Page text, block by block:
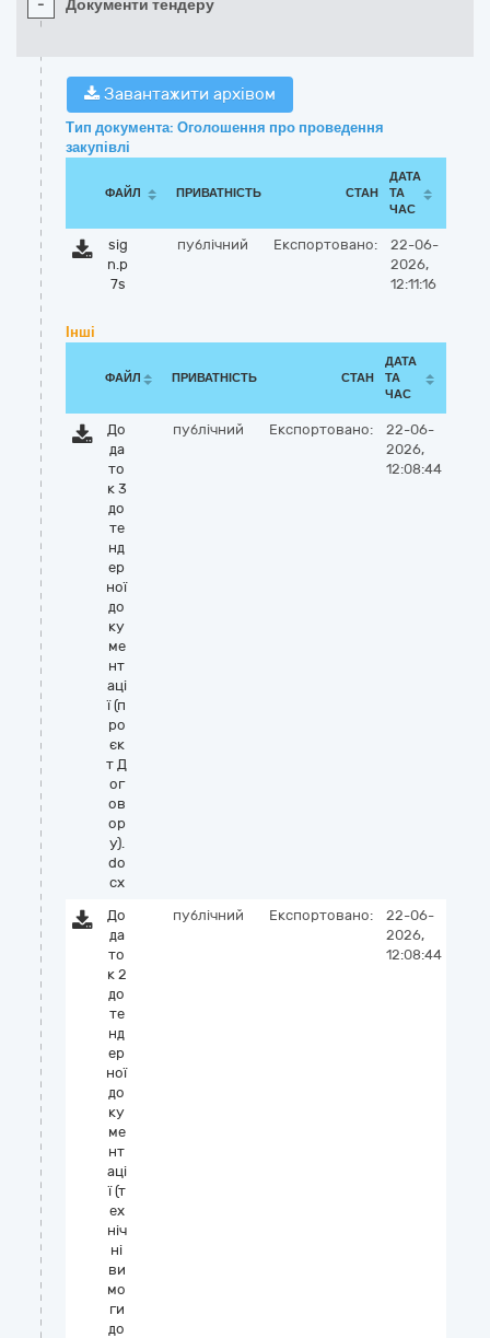
- Документи тендеру
Завантажити архівом
Тип документа: Оголошення про проведення
закупівлі
ФАЙЛ ПРИВАТНІСТЬ СТАН
ДАТА
ТА
ЧАС
sig
n.p
7s
публічний Експортовано:
22-06-
2026,
12:11:16
Інші
ФАЙЛ ПРИВАТНІСТЬ СТАН
ДАТА
ТА
ЧАС
До
да
то
к 3
до
те
нд
ер
ної
до
ку
ме
нт
аці
ї (п
ро
єк
т Д
ог
ов
ор
у).
do
cx
публічний Експортовано:
22-06-
2026,
12:08:44
До
да
то
к 2
до
те
нд
ер
ної
до
ку
ме
нт
аці
ї (т
ех
ніч
ні
ви
мо
ги
до
публічний Експортовано:
22-06-
2026,
12:08:44